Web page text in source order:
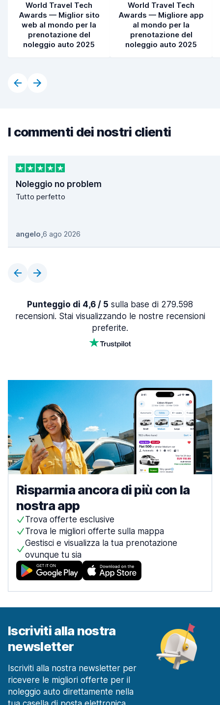
World Travel Tech
Awards — Miglior sito
web al mondo per la
prenotazione del
noleggio auto 2025
World Travel Tech
Awards — Migliore app
al mondo per la
prenotazione del
noleggio auto 2025
I commenti dei nostri clienti
Noleggio no problem
Tutto perfetto
angelo,6 ago 2026
Punteggio di 4,6 / 5 sulla base di 279.598
recensioni. Stai visualizzando le nostre recensioni
preferite.
Risparmia ancora di più con la
nostra app
Trova offerte esclusive
Trova le migliori offerte sulla mappa
Gestisci e visualizza la tua prenotazione
ovunque tu sia
Iscriviti alla nostra
newsletter
Iscriviti alla nostra newsletter per
ricevere le migliori offerte per il
noleggio auto direttamente nella